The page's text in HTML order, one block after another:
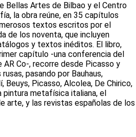
Bellas Artes de Bilbao y el Centro
la obra reúne, en 35 capítulos
textos escritos por el
de los noventa, que incluyen
y textos inéditos. El libro,
capítulo -una conferencia del
AR Co-, recorre desde Picasso y
pasando por Bauhaus,
Beuys, Picasso, Alcolea, De Chirico,
metafísica italiana, el
arte, y las revistas españolas de los